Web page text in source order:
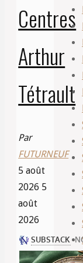
Centres
Arthur
Tétrault
Par
FUTURNEUF
5 août
2026 5
août
2026